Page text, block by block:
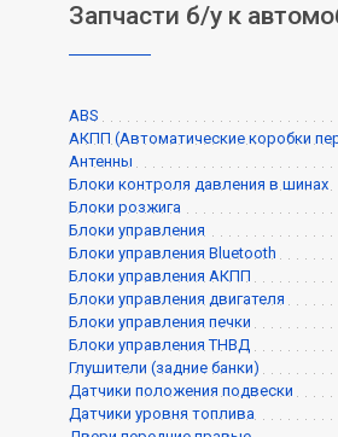
Запчасти б/у к
ABS
АКПП (Автоматические коробки
Антенны
Блоки контроля давления в шинах
Блоки розжига
Блоки управления
Блоки управления Bluetooth
Блоки управления АКПП
Блоки управления двигателя
Блоки управления печки
Блоки управления ТНВД
Глушители (задние банки)
Датчики положения подвески
Датчики уровня топлива